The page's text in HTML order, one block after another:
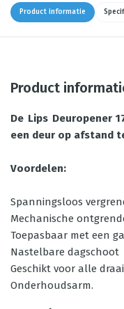
Product informatie
Product
De Lips Deuropener
een deur op afstand
Voordelen:
Spanningsloos
Mechanische
Toepasbaar met een
Nastelbare dagschoot
Geschikt voor alle
Onderhoudsarm.